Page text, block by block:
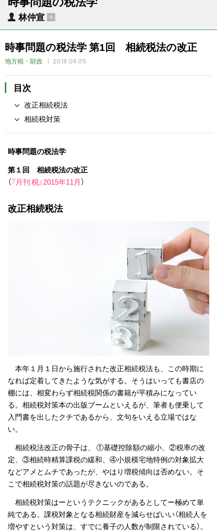
林仲宣
時事問題の税法学 第1回 相続税法の改正
地方税・財政 2019.06.05
目次
改正相続税法
相続税対策
時事問題の税法学
第１回 相続税法の改正
（『月刊 税』2015年11月）
改正相続税法
本年１月１日から施行された改正相続税法も、この時期に
なれば定着してきたような気がする。そうはいっても書店の
棚には、相変わらず相続税関係の書籍が平積みになってい
る。相続税対策本の出版ブームといえるが、筆者も便乗して
入門書を出したクチであるから、文句をいえる立場ではな
い。
相続税法改正の骨子は、 ①基礎控除額の縮小、②税率の改
定、③相続時精算課税の緩和、④小規模宅地特例の対象拡大
などアメとムチであったが、やはり増税傾向は否めない。そ
こで相続税対策の話題が尽きないのである。
相続税対策はーというテクニックがあるとしてー極めて単
純である。課税対象となる相続財産を減らせばいい（相続人を
増やすという対策は、すでに養子の人数が制限されている）。